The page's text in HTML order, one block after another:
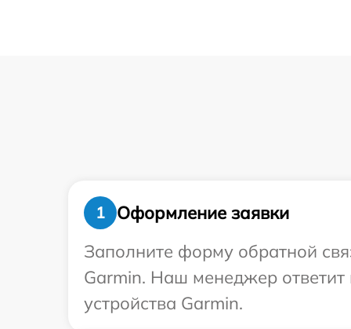
1
Оформление заявки
Заполните форму обратной
Garmin. Наш менеджер
устройства Garmin.